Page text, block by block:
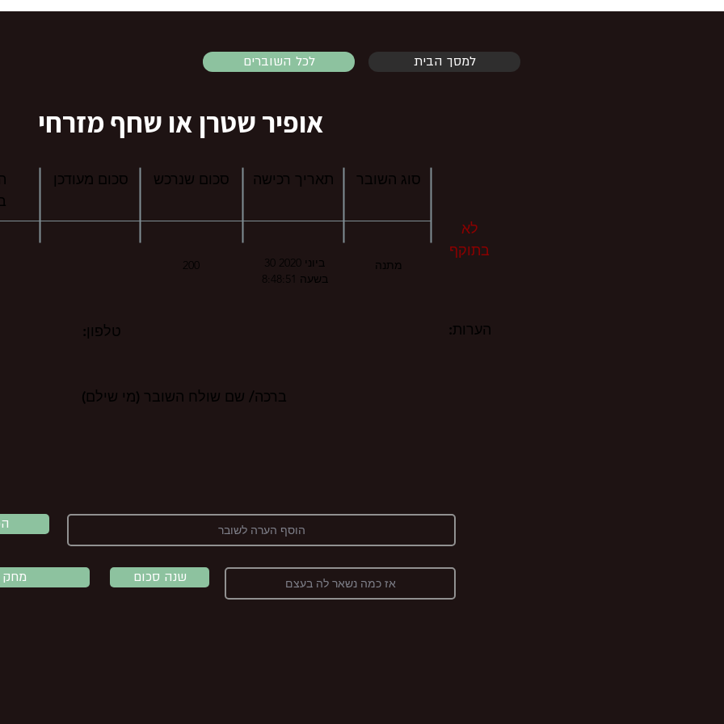
לכל השוברים למסך הבית
אופיר שטרן או שחף מזרחי
סכום מעודכן סכום שנרכש תאריך רכישה סוג השובר
200
30 ביוני 2020
בשעה 8:48:51
מתנה
לא
בתוקף
טלפון: הערות:
ברכה/ שם שולח השובר (מי שילם)
מחק שנה סכום